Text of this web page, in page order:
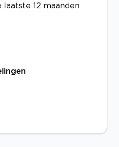
12 maanden